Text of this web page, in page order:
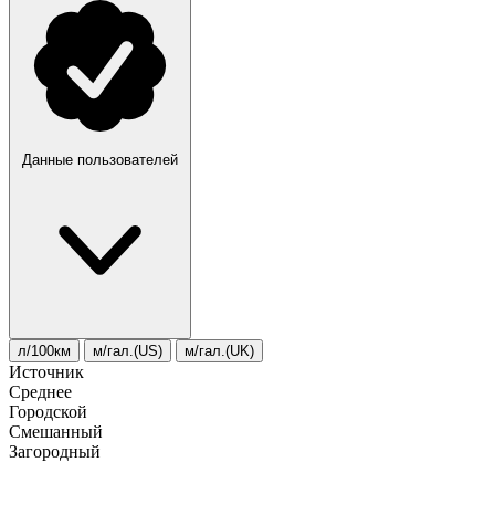
Данные пользователей
л/100км м/гал.(US) м/гал.(UK)
Источник
Среднее
Городской
Смешанный
Загородный